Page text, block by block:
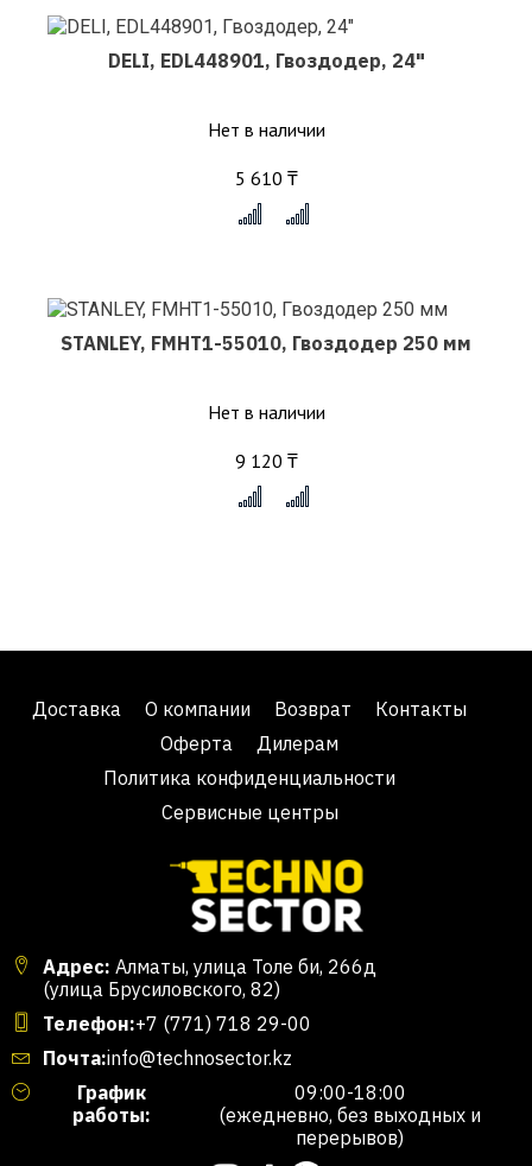
DELI, EDL448901, Гвоздодер, 24"
Нет в наличии
5 610 ₸
STANLEY, FMHT1-55010, Гвоздодер 250 мм
Нет в наличии
9 120 ₸
Доставка О компании Возврат
Контакты
Оферта
Дилерам
Политика конфиденциальности
Сервисные центры
Адрес: Алматы, улица Толе би, 266д
(улица Брусиловского, 82)
Телефон:+7 (771) 718 29-00
Почта:info@technosector.kz
График
работы:
09:00-18:00
(ежедневно, без выходных и
перерывов)